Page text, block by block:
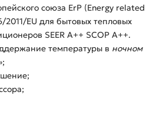
союза ErP (Energy related
EU для бытовых тепловых
SEER A++ SCOP A++.
температуры в ночном